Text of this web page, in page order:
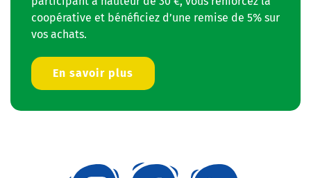
coopérative et bénéficiez d’une remise de 5% sur
vos achats.
En savoir plus